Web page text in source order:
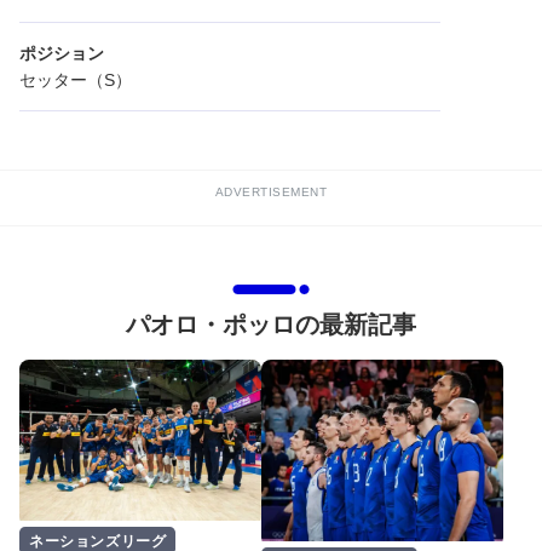
ポジション
セッター（S）
ADVERTISEMENT
パオロ・ポッロの最新記事
ネーションズリーグ